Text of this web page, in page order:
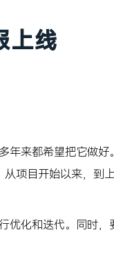
上线
年来都希望把它做
项目开始以来，到
优化和迭代。同时